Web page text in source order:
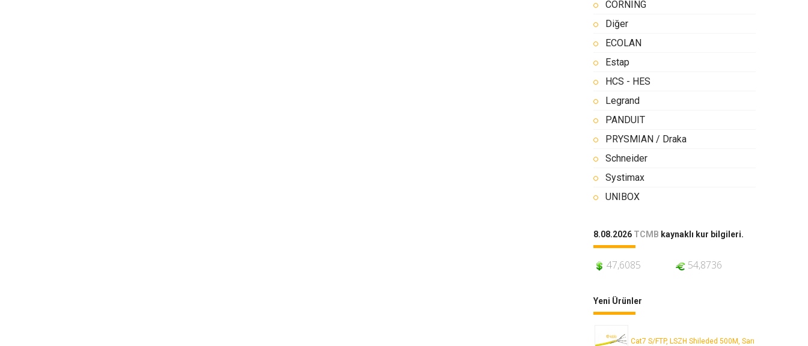
CORNING
Diğer
ECOLAN
Estap
HCS - HES
Legrand
PANDUIT
PRYSMIAN / Draka
Schneider
Systimax
UNIBOX
8.08.2026 TCMB kaynaklı kur bilgileri.
47,6085 54,8736
Yeni Ürünler
Cat7 S/FTP, LSZH Shileded 500M, Sarı